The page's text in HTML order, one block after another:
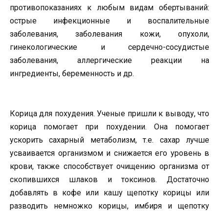
противопоказаниях к любым видам обертываний:
острые инфекционные и воспалительные
заболевания, заболевания кожи, опухоли,
гинекологические и сердечно-сосудистые
заболевания, аллергические реакции на
ингредиенты, беременность и др.
Корица для похудения. Ученые пришли к выводу, что
корица помогает при похудении. Она помогает
ускорить сахарный метаболизм, т.е. сахар лучше
усваивается организмом и снижается его уровень в
крови, также способствует очищению организма от
скопившихся шлаков и токсинов. Достаточно
добавлять в кофе или кашу щепотку корицы или
разводить немножко корицы, имбиря и щепотку